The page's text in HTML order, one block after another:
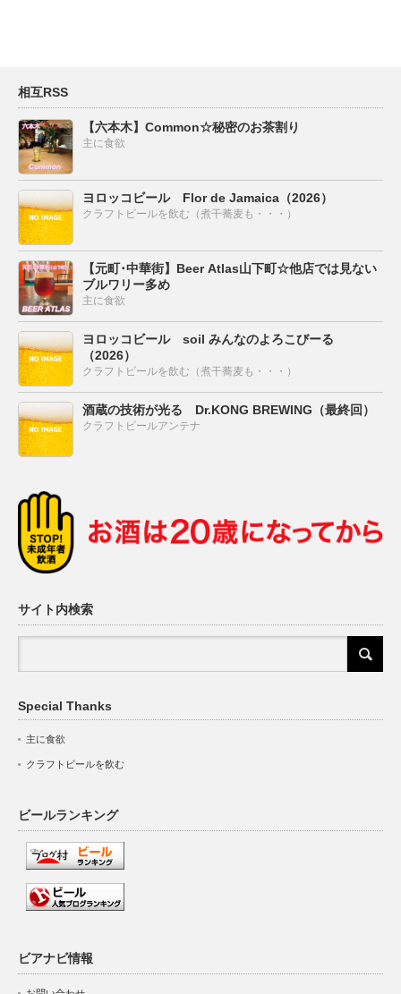
相互RSS
【六本木】Common☆秘密のお茶割り
主に食欲
ヨロッコビール Flor de Jamaica（2026）
クラフトビールを飲む（煮干蕎麦も・・・）
【元町･中華街】Beer Atlas山下町☆他店では見ない
ブルワリー多め
主に食欲
ヨロッコビール soil みんなのよろこびーる
（2026）
クラフトビールを飲む（煮干蕎麦も・・・）
酒蔵の技術が光る Dr.KONG BREWING（最終回）
クラフトビールアンテナ
サイト内検索
Special Thanks
主に食欲
クラフトビールを飲む
ビールランキング
ビアナビ情報